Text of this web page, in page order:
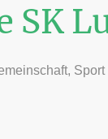
SK
Sport